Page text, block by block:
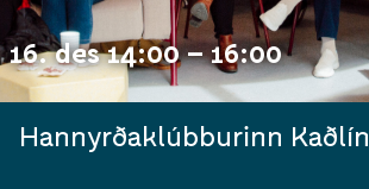
16. des 14:00 – 16:00
Hannyrðaklúbburinn Kaðlín